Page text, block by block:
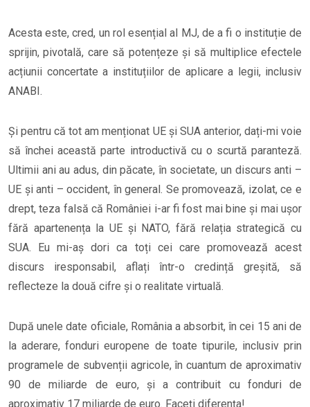
Acesta este, cred, un rol esențial al MJ, de a fi o instituție de
sprijin, pivotală, care să potențeze și să multiplice efectele
acțiunii concertate a instituțiilor de aplicare a legii, inclusiv
ANABI.
Și pentru că tot am menționat UE și SUA anterior, dați-mi voie
să închei această parte introductivă cu o scurtă paranteză.
Ultimii ani au adus, din păcate, în societate, un discurs anti –
UE și anti – occident, în general. Se promovează, izolat, ce e
drept, teza falsă că României i-ar fi fost mai bine și mai ușor
fără apartenența la UE și NATO, fără relația strategică cu
SUA. Eu mi-aș dori ca toți cei care promovează acest
discurs iresponsabil, aflați într-o credință greșită, să
reflecteze la două cifre și o realitate virtuală.
După unele date oficiale, România a absorbit, în cei 15 ani de
la aderare, fonduri europene de toate tipurile, inclusiv prin
programele de subvenții agricole, în cuantum de aproximativ
90 de miliarde de euro, și a contribuit cu fonduri de
aproximativ 17 miliarde de euro. Faceți diferența!